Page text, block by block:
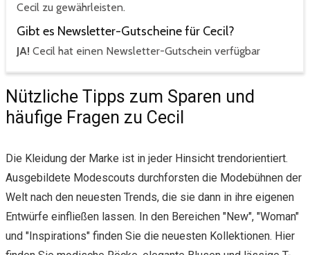
Cecil zu gewährleisten.
Gibt es Newsletter-Gutscheine für Cecil?
JA! Cecil hat einen Newsletter-Gutschein verfügbar
Nützliche Tipps zum Sparen und
häufige Fragen zu Cecil
Die Kleidung der Marke ist in jeder Hinsicht trendorientiert.
Ausgebildete Modescouts durchforsten die Modebühnen der
Welt nach den neuesten Trends, die sie dann in ihre eigenen
Entwürfe einfließen lassen. In den Bereichen "New", "Woman"
und "Inspirations" finden Sie die neuesten Kollektionen. Hier